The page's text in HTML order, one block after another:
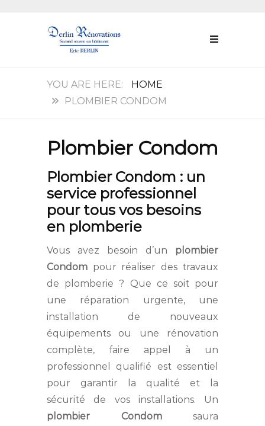
HOME
PLOMBIER CONDOM
Plombier Condom
Plombier Condom : un
service professionnel
pour tous vos besoins
en plomberie
Vous avez besoin d’un plombier
Condom pour réaliser des travaux
de plomberie ? Que ce soit pour
une réparation urgente, une
installation de nouveaux
équipements ou une rénovation
complète, faire appel à un
professionnel qualifié est essentiel
pour garantir la qualité et la
sécurité de vos installations. Un
plombier Condomsaura